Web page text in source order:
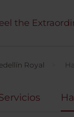
the
Royal